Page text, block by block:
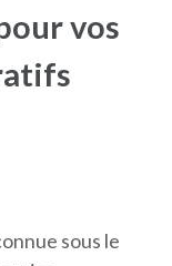
vos
sous le